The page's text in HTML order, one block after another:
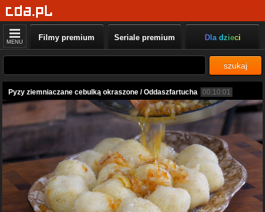
MENU Filmy premium Seriale premium Dla dzieci
szukaj
Pyzy ziemniaczane cebulką okraszone / Oddaszfartucha 00:10:01